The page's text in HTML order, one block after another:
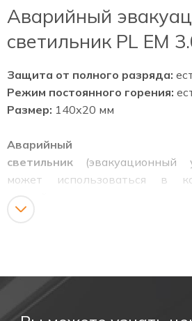
Аварийный
светильник PL EM
Защита от полного разряда:
Режим постоянного горения:
Размер: 140х20 мм
Аварийный
светильник (эвакуационный
может использоваться в
указателя "выход".
Преимущества